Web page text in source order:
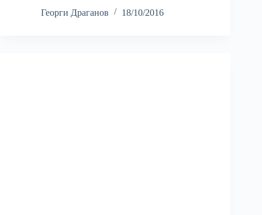
Георги Драганов
18/10/2016